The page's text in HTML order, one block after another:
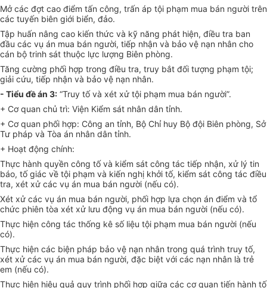
Mở các đợt cao điểm tấn công, trấn áp tội phạm mua bán người trên
các tuyến biên giới biển, đảo.
Tập huấn nâng cao kiến thức và kỹ năng phát hiện, điều tra ban
đầu các vụ án mua bán người, tiếp nhận và bảo vệ nạn nhân cho
cán bộ trinh sát thuộc lực lượng Biên phòng.
Tăng cường phối hợp trong điều tra, truy bắt đối tượng phạm tội;
giải cứu, tiếp nhận và bảo vệ nạn nhân.
- Tiểu đề án 3: “Truy tố và xét xử tội phạm mua bán người”.
+ Cơ quan chủ trì: Viện Kiểm sát nhân dân tỉnh.
+ Cơ quan phối hợp: Công an tỉnh, Bộ Chỉ huy Bộ đội Biên phòng, Sở
Tư pháp và Tòa án nhân dân tỉnh.
+ Hoạt động chính:
Thực hành quyền công tố và kiểm sát công tác tiếp nhận, xử lý tin
báo, tố giác về tội phạm và kiến nghị khởi tố, kiểm sát công tác điều
tra, xét xử các vụ án mua bán người (nếu có).
Xét xử các vụ án mua bán người, phối hợp lựa chọn án điểm và tổ
chức phiên tòa xét xử lưu động vụ án mua bán người (nếu có).
Thực hiện công tác thống kê số liệu tội phạm mua bán người (nếu
có).
Thực hiện các biện pháp bảo vệ nạn nhân trong quá trình truy tố,
xét xử các vụ án mua bán người, đặc biệt với các nạn nhân là trẻ
em (nếu có).
Thực hiện hiệu quả quy trình phối hợp giữa các cơ quan tiến hành tố